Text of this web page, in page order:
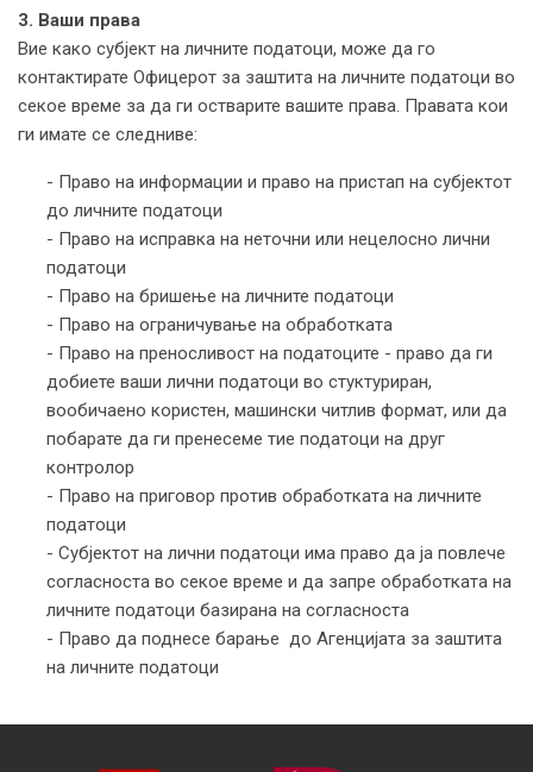
3. Ваши права
Вие како субјект на личните податоци, може да го
контактирате Офицерот за заштита на личните податоци во
секое време за да ги остварите вашите права. Правата кои
ги имате се следниве:
- Право на информации и право на пристап на субјектот
до личните податоци
- Право на исправка на неточни или нецелосно лични
податоци
- Право на бришење на личните податоци
- Право на ограничување на обработката
- Право на преносливост на податоците - право да ги
добиете ваши лични податоци во стуктуриран,
вообичаено користен, машински читлив формат, или да
побарате да ги пренесеме тие податоци на друг
контролор
- Право на приговор против обработката на личните
податоци
- Субјектот на лични податоци има право да ја повлече
согласноста во секое време и да запре обработката на
личните податоци базирана на согласноста
- Право да поднесе барање до Агенцијата за заштита
на личните податоци